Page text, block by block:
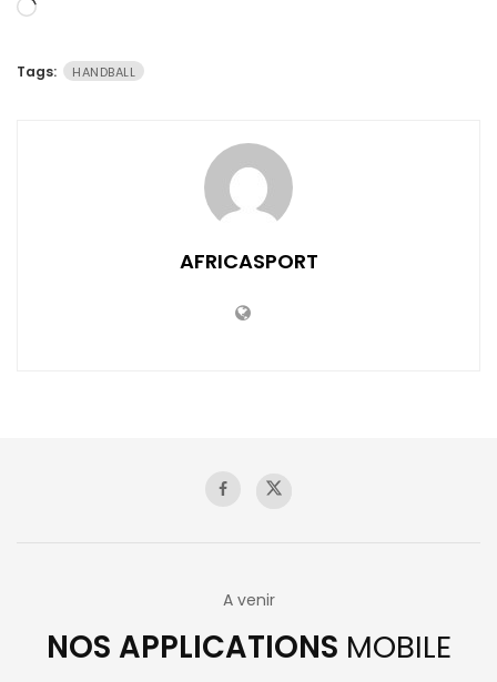
Chargement…
Tags: HANDBALL
AFRICASPORT
A venir
NOS APPLICATIONS MOBILE